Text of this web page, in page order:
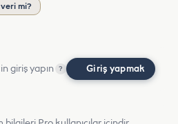
veri mi?
giriş yapın ? Giriş yapmak